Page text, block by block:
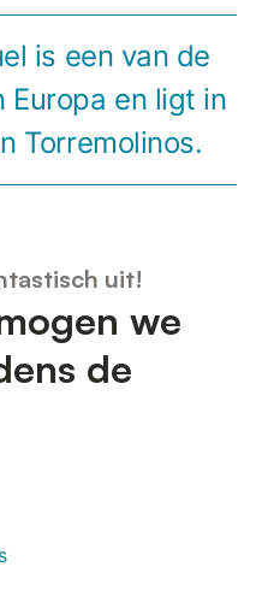
is een van de
en ligt in
Torremolinos.
uit!
we
de